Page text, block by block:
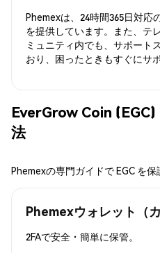
Phemexは、24時間365日対応
を提供しています。また、テ
ミュニティ内でも、サポート
おり、困ったときもすぐにサ
EverGrow Coin
法
Phemexの専門ガイドで EGC を保
Phemexウォレット（
2FAで安全・簡単に保管。